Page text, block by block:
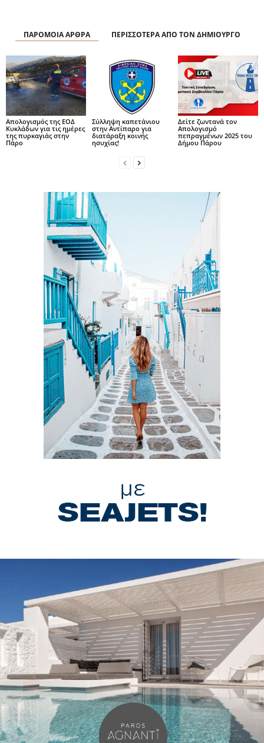
ΠΑΡΟΜΟΙΑ ΑΡΘΡΑ ΠΕΡΙΣΣΟΤΕΡΑ ΑΠΟ ΤΟΝ ΔΗΜΙΟΥΡΓΟ
Απολογισμός της ΕΟΔ
Κυκλάδων για τις ημέρες
της πυρκαγιάς στην
Πάρο
Σύλληψη καπετάνιου
στην Αντίπαρο για
διατάραξη κοινής
ησυχίας!
Δείτε ζωντανά τον
Απολογισμό
πεπραγμένων 2025 του
Δήμου Πάρου